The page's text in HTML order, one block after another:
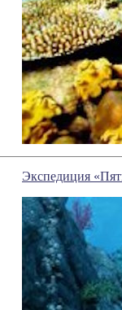
Экспедиция